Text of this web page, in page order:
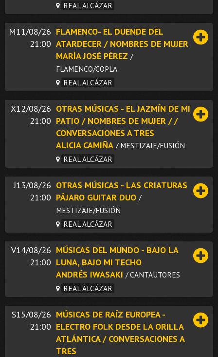
REAL ALCÁZAR
M11/08/26
21:00
FLAMENCO- EL DUENDE DEL
ATARDECER / NOMBRES DE MUJER
MARÍA JOSÉ PÉREZ /
FLAMENCO/COPLA
REAL ALCÁZAR
X12/08/26
21:00
OTRAS MÚSICAS - EL JAZMÍN DE MI
PATIO / NOMBRES DE MUJER / /
CONVERSACIONES A TRES
ALICIA CAMIÑA / MESTIZAJE/FUSIÓN
REAL ALCÁZAR
J13/08/26
21:00
OTRAS MÚSICAS - LAS CRIATURAS
PÁJARO GUITAR DUO /
MESTIZAJE/FUSIÓN
REAL ALCÁZAR
V14/08/26
21:00
MÚSICAS DEL MUNDO - BAJO LA
LUNA, BAJO MI TECHO
ANDRÉS IWASAKI / CANTAUTORES
REAL ALCÁZAR
S15/08/26
21:00
MÚSICAS DE RAÍZ EUROPEA -
ELECTRO FOLK DESDE LA ORILLA
ATLÁNTICA / CONVERSACIONES A
TRES